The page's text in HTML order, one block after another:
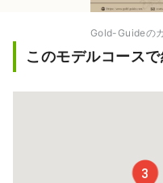
Gold-Guideの
このモデルコース
3